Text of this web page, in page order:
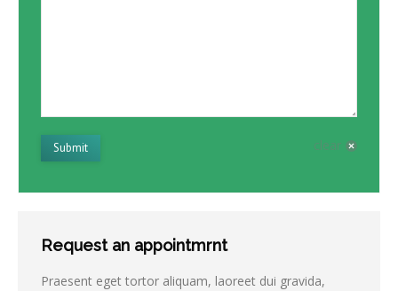
Submit clear
Request an appointmrnt
Praesent eget tortor aliquam, laoreet dui gravida,